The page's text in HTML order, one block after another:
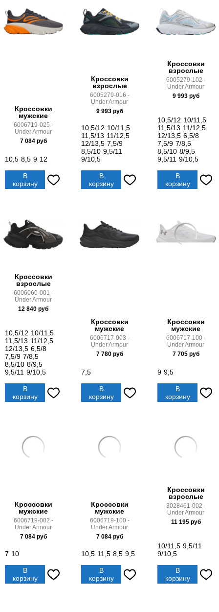
Кроссовки
мужские
6006719-025 -
Under Armour
7 084руб
10,5 8,5 9 12
В
корзину
Кроссовки
взрослые
6005279-016 -
Under Armour
9 993руб
10,5/12 10/11,5
11,5/13 11/12,5
12/13,5 7,5/9
8,5/10 9,5/11
9/10,5
В
корзину
Кроссовки
взрослые
6005279-102 -
Under Armour
9 993руб
10,5/12 10/11,5
11,5/13 11/12,5
12/13,5 6,5/8
7,5/9 7/8,5
8,5/10 8/9,5
9,5/11 9/10,5
В
корзину
Кроссовки
взрослые
6006060-001 -
Under Armour
12 840 руб
10,5/12 10/11,5
11,5/13 11/12,5
12/13,5 6,5/8
7,5/9 7/8,5
8,5/10 8/9,5
9,5/11 9/10,5
В
корзину
Кроссовки
мужские
6006717-003 -
Under Armour
7 780руб
7,5
В
корзину
Кроссовки
мужские
6006717-100 -
Under Armour
7 705руб
9 9,5
В
корзину
Кроссовки
мужские
6006719-002 -
Under Armour
7 084руб
7 10
В
корзину
Кроссовки
мужские
6006719-100 -
Under Armour
7 084руб
10,5 11,5 8,5 9,5
В
корзину
Кроссовки
взрослые
3028461-002 -
Under Armour
11 195руб
10/11,5 9,5/11
9/10,5
В
корзину